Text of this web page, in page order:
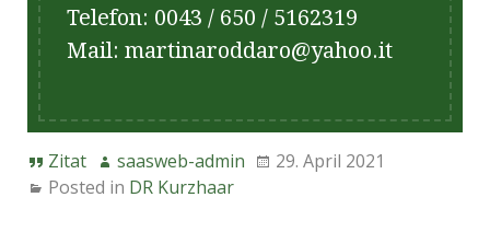
Telefon: 0043 / 650 / 5162319
Mail: martinaroddaro@yahoo.it
Zitat saasweb-admin
29. April 2021
Posted in DR Kurzhaar